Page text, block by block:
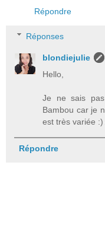
Répondre
Réponses
blondiejulie
Hello,
Je ne sais
Bambou car je
est très variée :)
Répondre